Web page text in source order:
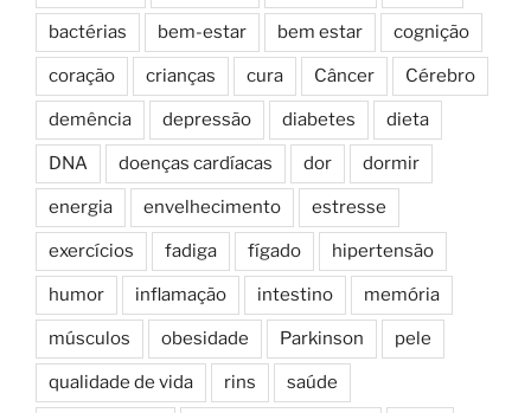
bactérias bem-estar bem estar cognição
coração crianças cura Câncer Cérebro
demência depressão diabetes dieta
DNA doenças cardíacas dor dormir
energia envelhecimento estresse
exercícios fadiga fígado hipertensão
humor inflamação intestino memória
músculos obesidade Parkinson pele
qualidade de vida rins saúde